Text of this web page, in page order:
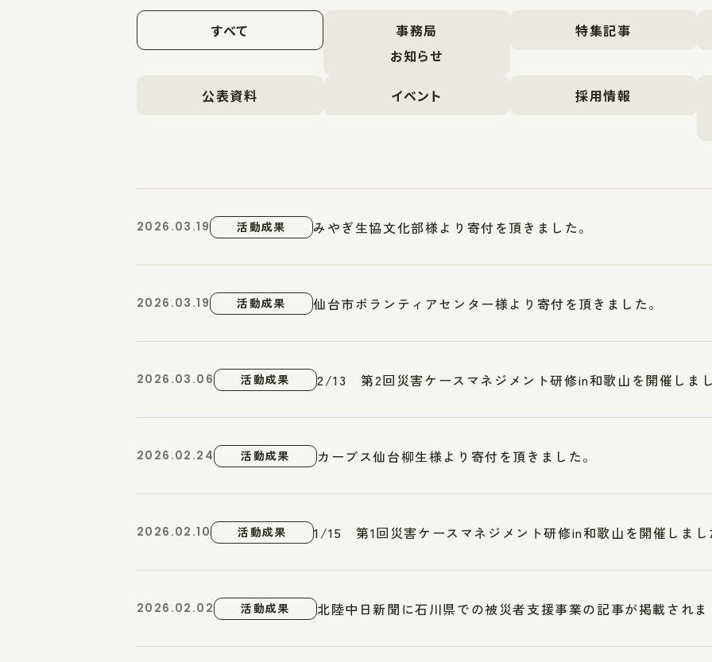
すべて
事務局
お知らせ
特集記事
公表資料 イベント 採用情報
2026.03.19 活動成果 みやぎ生協文化部様より寄付を頂きました。
2026.03.19 活動成果 仙台市ボランティアセンター様より寄付を頂きました。
2026.03.06 活動成果 2/13 第2回災害ケースマネジメント研修in和歌山を開催しま
2026.02.24 活動成果 カーブス仙台柳生様より寄付を頂きました。
2026.02.10 活動成果 1/15 第1回災害ケースマネジメント研修in和歌山を開催しまし
2026.02.02 活動成果 北陸中日新聞に石川県での被災者支援事業の記事が掲載されま